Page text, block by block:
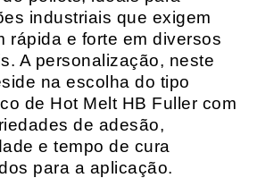
industriais que exigem
rápida e forte em diversos
A personalização, neste
na escolha do tipo
de Hot Melt HB Fuller com
de adesão,
e tempo de cura
para a aplicação.